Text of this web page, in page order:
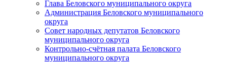
Глава Беловского муниципального округа
Администрация Беловского муниципального
округа
Совет народных депутатов Беловского
муниципального округа
Контрольно-счётная палата Беловского
муниципального округа